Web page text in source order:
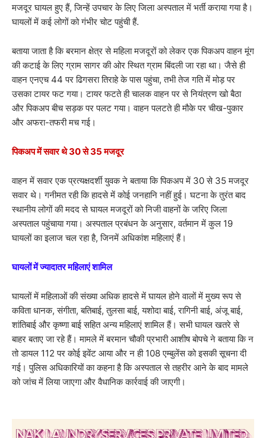
मजदूर घायल हुए हैं, जिन्हें उपचार के लिए जिला अस्पताल में भर्ती कराया गया है।
घायलों में कई लोगों को गंभीर चोट पहुंची हैं.
बताया जाता है कि बरमान क्षेत्र से महिला मजदूरों को लेकर एक पिकअप वाहन मूंग
की कटाई के लिए ग्राम सागर की ओर स्थित ग्राम बिंदली जा रहा था। जैसे ही
वाहन एनएच 44 पर ढिगसरा तिराहे के पास पहुंचा, तभी तेज गति में मोड़ पर
उसका टायर फट गया। टायर फटते ही चालक वाहन पर से नियंत्रण खो बैठा
और पिकअप बीच सड़क पर पलट गया। वाहन पलटते ही मौके पर चीख-पुकार
और अफरा-तफरी मच गई।
पिकअप में सवार थे 30 से 35 मजदूर
वाहन में सवार एक प्रत्यक्षदर्शी युवक ने बताया कि पिकअप में 30 से 35 मजदूर
सवार थे। गनीमत रही कि हादसे में कोई जनहानि नहीं हुई। घटना के तुरंत बाद
स्थानीय लोगों की मदद से घायल मजदूरों को निजी वाहनों के जरिए जिला
अस्पताल पहुंचाया गया। अस्पताल प्रबंधन के अनुसार, वर्तमान में कुल 19
घायलों का इलाज चल रहा है, जिनमें अधिकांश महिलाएं हैं।
घायलों में ज्यादातर महिलाएं शामिल
घायलों में महिलाओं की संख्या अधिक हादसे में घायल होने वालों में मुख्य रूप से
कविता धानक, संगीता, बतिबाई, तुलसा बाई, यशोदा बाई, रागिनी बाई, अंजू बाई,
शांतिबाई और कृष्णा बाई सहित अन्य महिलाएं शामिल हैं। सभी घायल खतरे से
बाहर बताए जा रहे हैं। मामले में बरमान चौकी प्रभारी आशीष बोपचे ने बताया कि न
तो डायल 112 पर कोई इवेंट आया और न ही 108 एम्बुलेंस को इसकी सूचना दी
गई। पुलिस अधिकारियों का कहना है कि अस्पताल से तहरीर आने के बाद मामले
को जांच में लिया जाएगा और वैधानिक कार्रवाई की जाएगी।